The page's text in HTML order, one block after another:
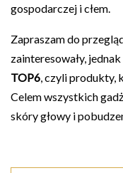
gospodarczej i cłem.
Zapraszam do
zainteresowały,
TOP6 , czyli produkty,
Celem wszystkich
skóry głowy i